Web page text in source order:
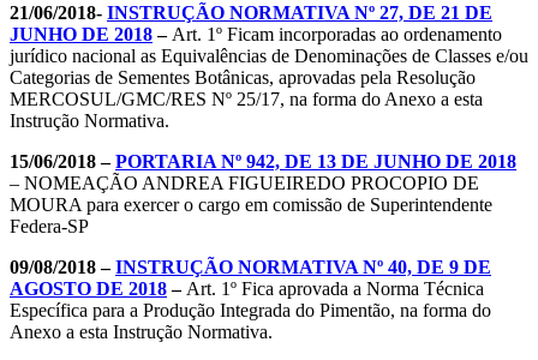
21/06/2018- INSTRUÇÃO NORMATIVA Nº 27, DE 21 DE
JUNHO DE 2018– Art. 1º Ficam incorporadas ao ordenamento
jurídico nacional as Equivalências de Denominações de Classes e/ou
Categorias de Sementes Botânicas, aprovadas pela Resolução
MERCOSUL/GMC/RES Nº 25/17, na forma do Anexo a esta
Instrução Normativa.
15/06/2018 –PORTARIA Nº 942, DE 13 DE JUNHO DE 2018
– NOMEAÇÃO ANDREA FIGUEIREDO PROCOPIO DE
MOURA para exercer o cargo em comissão de Superintendente
Federa-SP
09/08/2018 –INSTRUÇÃO NORMATIVA Nº 40, DE 9 DE
AGOSTO DE 2018– Art. 1º Fica aprovada a Norma Técnica
Específica para a Produção Integrada do Pimentão, na forma do
Anexo a esta Instrução Normativa.